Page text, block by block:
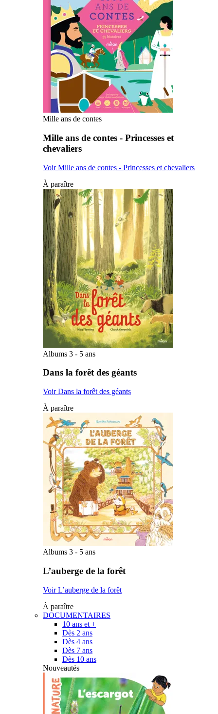
Mille ans de contes
Mille ans de contes - Princesses et
chevaliers
Voir Mille ans de contes - Princesses et chevaliers
À paraître
Albums 3 - 5 ans
Dans la forêt des géants
Voir Dans la forêt des géants
À paraître
Albums 3 - 5 ans
L’auberge de la forêt
Voir L’auberge de la forêt
À paraître
DOCUMENTAIRES
10 ans et +
Dès 2 ans
Dès 4 ans
Dès 7 ans
Dès 10 ans
Nouveautés